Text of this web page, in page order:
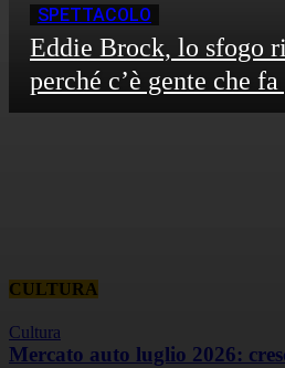
SPETTACOLO
Eddie Brock, lo sfogo
perché c’è gente che
CULTURA
Cultura
Mercato auto luglio 2026: